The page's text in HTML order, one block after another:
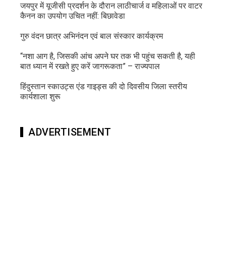
जयपुर में यूजीसी प्रदर्शन के दौरान लाठीचार्ज व महिलाओं पर वाटर
कैनन का उपयोग उचित नहीं: बिछावेडा
गुरु वंदन छात्र अभिनंदन एवं बाल संस्कार कार्यक्रम
“नशा आग है, जिसकी आंच अपने घर तक भी पहुंच सकती है, यही
बात ध्यान में रखते हुए करें जागरूकता” – राज्यपाल
हिंदुस्तान स्काउट्स एंड गाइड्स की दो दिवसीय जिला स्तरीय
कार्यशाला शुरू
ADVERTISEMENT